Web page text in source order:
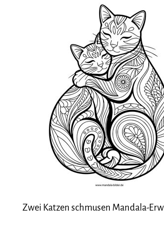
Zwei Katzen schmusen Mandala-